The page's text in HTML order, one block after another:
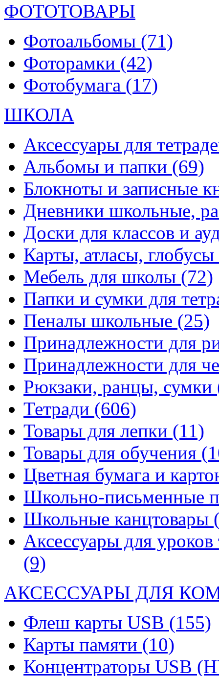
ФОТОТОВАРЫ
Фотоальбомы (71)
Фоторамки (42)
Фотобумага (17)
ШКОЛА
Аксессуары для
Альбомы и папки (69)
Блокноты и записные
Дневники школьные,
Доски для классов и
Карты, атласы, глобусы
Мебель для школы (72)
Папки и сумки для
Пеналы школьные (25)
Принадлежности для
Принадлежности для
Рюкзаки, ранцы, сумки
Тетради (606)
Товары для лепки (11)
Товары для обучения
Цветная бумага и
Школьно-письменные
Школьные канцтовары
Аксессуары для уроков
(9)
АКСЕССУАРЫ ДЛЯ
Флеш карты USB (155)
Карты памяти (10)
Концентраторы USB